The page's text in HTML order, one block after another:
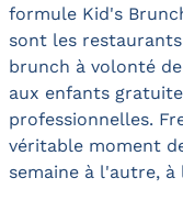
formule Kid's
sont les
brunch à volonté
aux enfants
professionnelles.
véritable moment
semaine à l'autre, à